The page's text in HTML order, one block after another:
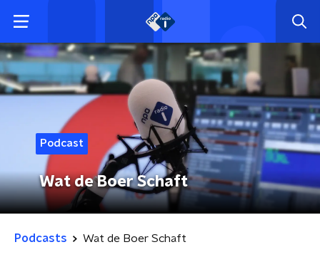
Podcast
Wat de Boer Schaft
Podcasts Wat de Boer Schaft